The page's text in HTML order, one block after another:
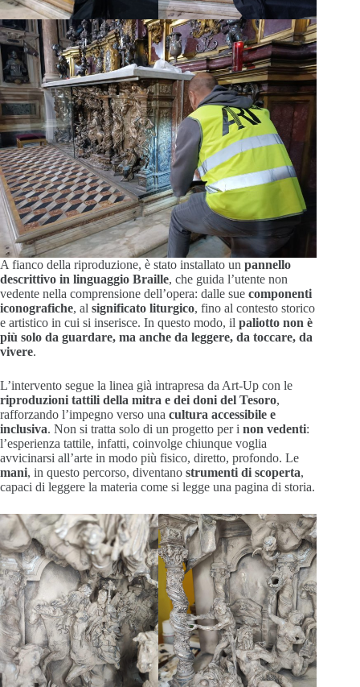
A fianco della riproduzione, è stato installato un pannello
descrittivo in linguaggio Braille, che guida l’utente non
vedente nella comprensione dell’opera: dalle sue componenti
iconografiche, al significato liturgico, fino al contesto storico
e artistico in cui si inserisce. In questo modo, il paliotto non è
più solo da guardare, ma anche da leggere, da toccare, da
vivere.
L’intervento segue la linea già intrapresa da Art-Up con le
riproduzioni tattili della mitra e dei doni del Tesoro,
rafforzando l’impegno verso una cultura accessibile e
inclusiva. Non si tratta solo di un progetto per i non vedenti:
l’esperienza tattile, infatti, coinvolge chiunque voglia
avvicinarsi all’arte in modo più fisico, diretto, profondo. Le
mani, in questo percorso, diventano strumenti di scoperta,
capaci di leggere la materia come si legge una pagina di storia.